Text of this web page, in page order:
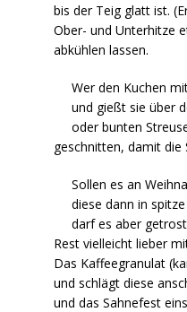
bis der Teig glatt ist.
Ober- und Unterhitze
abkühlen lassen.
Wer den Kuchen
und gießt sie über
oder bunten
geschnitten, damit die
Sollen es an
diese dann in
darf es aber
Rest vielleicht lieber
Das Kaffeegranulat
und schlägt diese
und das Sahnefest